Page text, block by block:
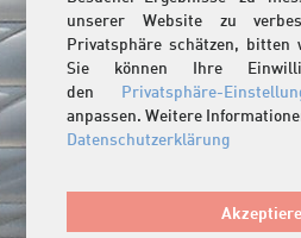
unserer Website zu
Privatsphäre schätzen,
Sie können Ihre
den Privatsphäre-
anpassen. Weitere
Datenschutzerklärung